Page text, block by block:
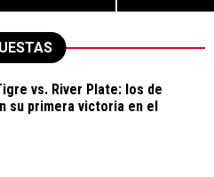
vs. River Plate: los de
su primera victoria en el